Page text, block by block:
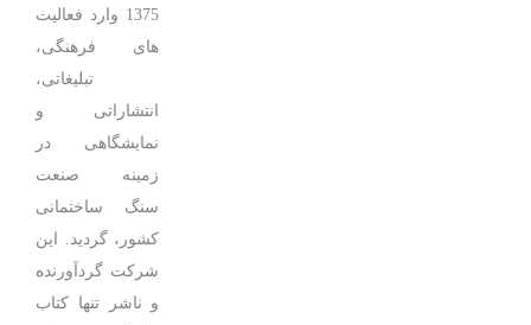
1375 وارد فعالیت
های فرهنگی،
تبلیغاتی،
انتشاراتی و
نمایشگاهی در
زمینه صنعت
سنگ ساختمانی
کشور، گردید. این
شرکت گردآورنده
و ناشر تنها کتاب